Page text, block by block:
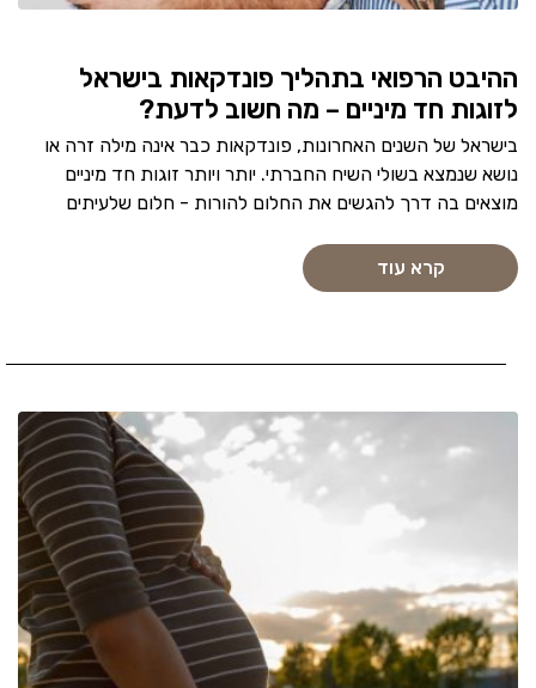
ההיבט הרפואי בתהליך פונדקאות בישראל
לזוגות חד מיניים – מה חשוב לדעת?
בישראל של השנים האחרונות, פונדקאות כבר אינה מילה זרה או
נושא שנמצא בשולי השיח החברתי. יותר ויותר זוגות חד מיניים
מוצאים בה דרך להגשים את החלום להורות - חלום שלעיתים
קרא עוד